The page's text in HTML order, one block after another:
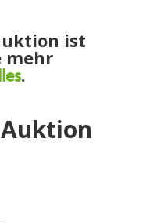
ist
mehr
.